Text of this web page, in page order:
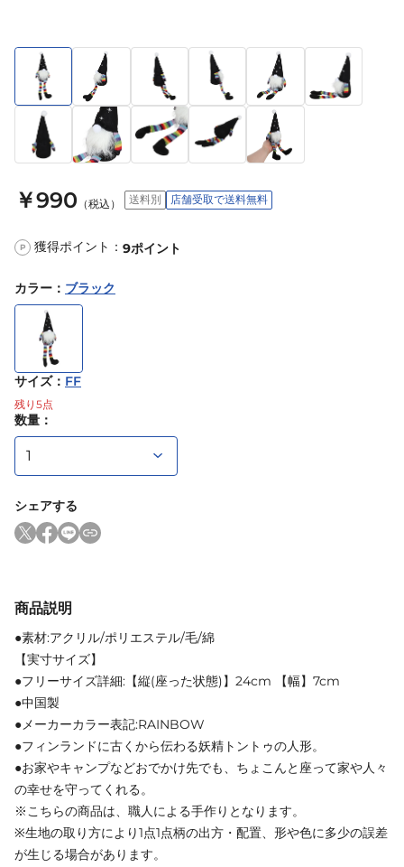
￥990 （税込） 送料別 店舗受取で送料無料
P 獲得ポイント： 9ポイント
カラー ： ブラック
サイズ： FF
残り 5点
数量：
シェアする
商品説明
●素材:アクリル/ポリエステル/毛/綿
【実寸サイズ】
●フリーサイズ詳細:【縦(座った状態)】24cm 【幅】7cm
●中国製
●メーカーカラー表記:RAINBOW
●フィンランドに古くから伝わる妖精トントゥの人形。
●お家やキャンプなどおでかけ先でも、ちょこんと座って家や人々
の幸せを守ってくれる。
※こちらの商品は、職人による手作りとなります。
※生地の取り方により1点1点柄の出方・配置、形や色に多少の誤差
が生じる場合があります。